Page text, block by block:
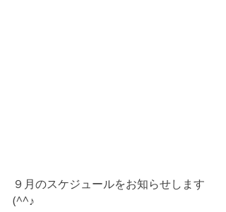
９月のスケジュールをお知らせします
(^^♪